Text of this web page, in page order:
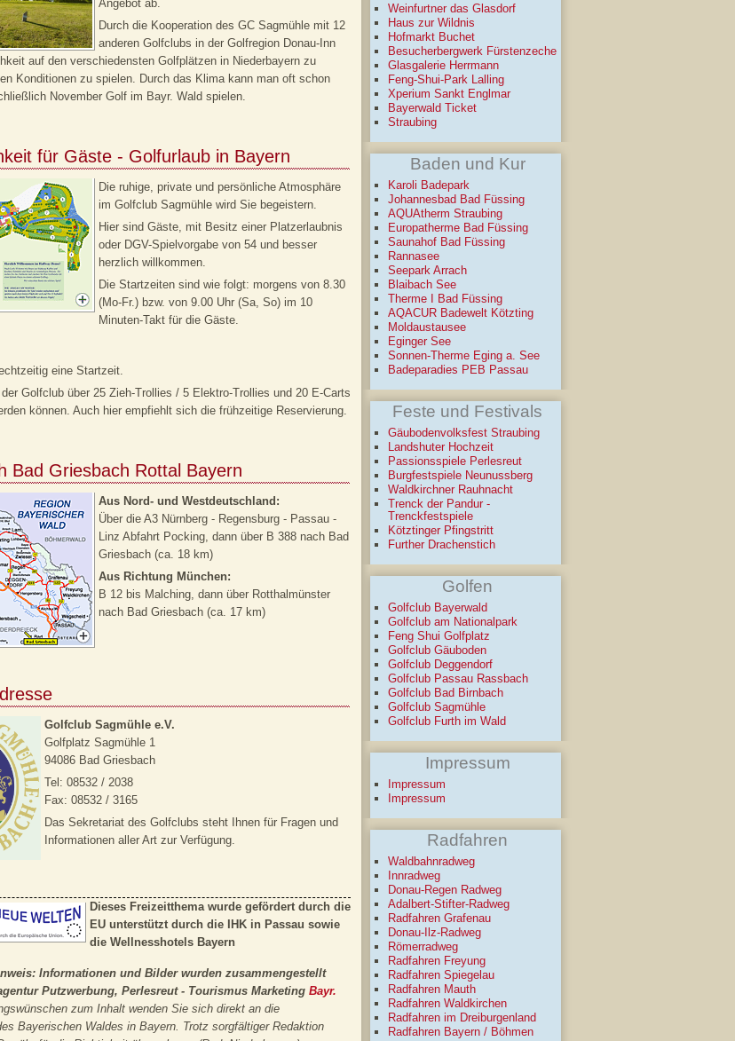
Angebot ab.
Durch die Kooperation des GC Sagmühle mit 12
anderen Golfclubs in der Golfregion Donau-Inn
auf den verschiedensten Golfplätzen in Niederbayern zu
Konditionen zu spielen. Durch das Klima kann man oft schon
November Golf im Bayr. Wald spielen.
für Gäste - Golfurlaub in Bayern
Die ruhige, private und persönliche Atmosphäre
im Golfclub Sagmühle wird Sie begeistern.
Hier sind Gäste, mit Besitz einer Platzerlaubnis
oder DGV-Spielvorgabe von 54 und besser
herzlich willkommen.
Die Startzeiten sind wie folgt: morgens von 8.30
(Mo-Fr.) bzw. von 9.00 Uhr (Sa, So) im 10
Minuten-Takt für die Gäste.
eine Startzeit.
Golfclub über 25 Zieh-Trollies / 5 Elektro-Trollies und 20 E-Carts
können. Auch hier empfiehlt sich die frühzeitige Reservierung.
Bad Griesbach Rottal Bayern
Aus Nord- und Westdeutschland:
Über die A3 Nürnberg - Regensburg - Passau -
Linz Abfahrt Pocking, dann über B 388 nach Bad
Griesbach (ca. 18 km)
Aus Richtung München:
B 12 bis Malching, dann über Rotthalmünster
nach Bad Griesbach (ca. 17 km)
Golfclub Sagmühle e.V.
Golfplatz Sagmühle 1
94086 Bad Griesbach
Tel: 08532 / 2038
Fax: 08532 / 3165
Das Sekretariat des Golfclubs steht Ihnen für Fragen und
Informationen aller Art zur Verfügung.
Dieses Freizeitthema wurde gefördert durch die
EU unterstützt durch die IHK in Passau sowie
die Wellnesshotels Bayern
Informationen und Bilder wurden zusammengestellt
Putzwerbung, Perlesreut - Tourismus Marketing Bayr.
zum Inhalt wenden Sie sich direkt an die
Bayerischen Waldes in Bayern. Trotz sorgfältiger Redaktion
Weinfurtner das Glasdorf
Haus zur Wildnis
Hofmarkt Buchet
Besucherbergwerk Fürstenzeche
Glasgalerie Herrmann
Feng-Shui-Park Lalling
Xperium Sankt Englmar
Bayerwald Ticket
Straubing
Baden und Kur
Karoli Badepark
Johannesbad Bad Füssing
AQUAtherm Straubing
Europatherme Bad Füssing
Saunahof Bad Füssing
Rannasee
Seepark Arrach
Blaibach See
Therme I Bad Füssing
AQACUR Badewelt Kötzting
Moldaustausee
Eginger See
Sonnen-Therme Eging a. See
Badeparadies PEB Passau
Feste und Festivals
Gäubodenvolksfest Straubing
Landshuter Hochzeit
Passionsspiele Perlesreut
Burgfestspiele Neunussberg
Waldkirchner Rauhnacht
Trenck der Pandur -
Trenckfestspiele
Kötztinger Pfingstritt
Further Drachenstich
Golfen
Golfclub Bayerwald
Golfclub am Nationalpark
Feng Shui Golfplatz
Golfclub Gäuboden
Golfclub Deggendorf
Golfclub Passau Rassbach
Golfclub Bad Birnbach
Golfclub Sagmühle
Golfclub Furth im Wald
Impressum
Impressum
Impressum
Radfahren
Waldbahnradweg
Innradweg
Donau-Regen Radweg
Adalbert-Stifter-Radweg
Radfahren Grafenau
Donau-Ilz-Radweg
Römerradweg
Radfahren Freyung
Radfahren Spiegelau
Radfahren Mauth
Radfahren Waldkirchen
Radfahren im Dreiburgenland
Radfahren Bayern / Böhmen